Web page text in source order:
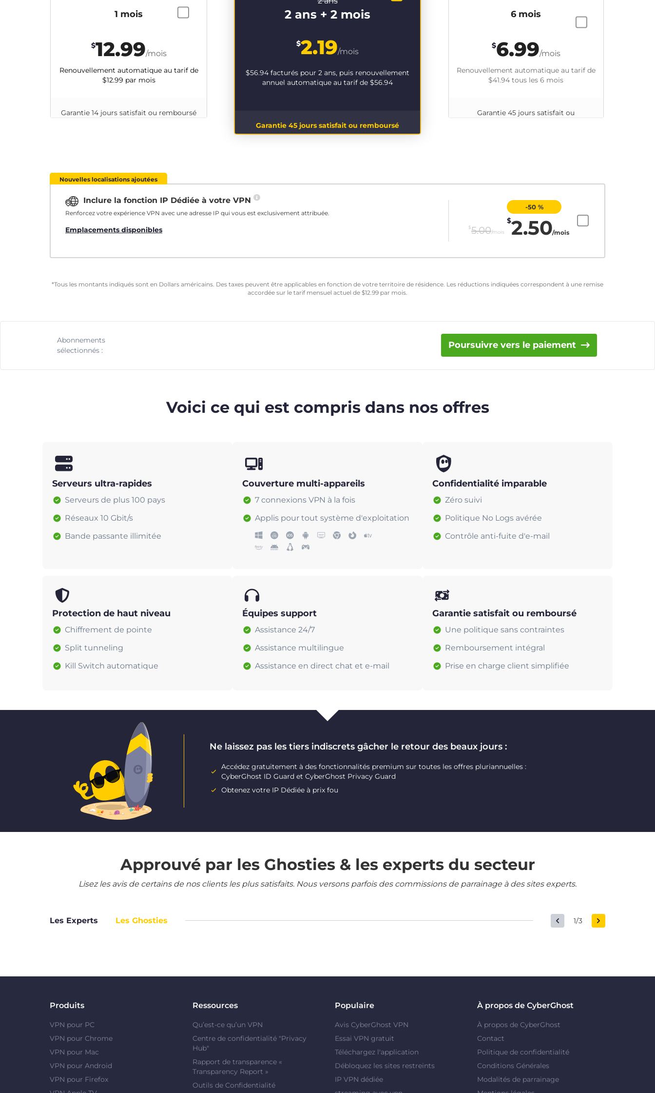
2 ans + 2 mois
$2.19/mois
$56.94 facturés pour 2 ans, puis renouvellement
annuel automatique au tarif de $56.94
Garantie 45 jours satisfait ou remboursé
6 mois
$6.99/mois
Renouvellement automatique au tarif de
$41.94 tous les 6 mois
Garantie 45 jours satisfait ou
1 mois
$12.99/mois
Renouvellement automatique au tarif de
$12.99 par mois
Garantie 14 jours satisfait ou remboursé
Nouvelles localisations ajoutées
Inclure la fonction IP Dédiée à votre VPN
Renforcez votre expérience VPN avec une adresse IP qui vous est exclusivement attribuée.
Emplacements disponibles $5.00/mois
-50 %
$2.50/mois
*Tous les montants indiqués sont en Dollars américains. Des taxes peuvent être applicables en fonction de votre territoire de résidence. Les réductions indiquées correspondent à une remise
accordée sur le tarif mensuel actuel de $12.99 par mois.
Abonnements
sélectionnés :
Poursuivre vers le paiement
Voici ce qui est compris dans nos offres
Serveurs ultra-rapides
Serveurs de plus 100 pays
Réseaux 10 Gbit/s
Bande passante illimitée
Couverture multi-appareils
7 connexions VPN à la fois
Applis pour tout système d'exploitation
Confidentialité imparable
Zéro suivi
Politique No Logs avérée
Contrôle anti-fuite d'e-mail
Protection de haut niveau
Chiffrement de pointe
Split tunneling
Kill Switch automatique
Équipes support
Assistance 24/7
Assistance multilingue
Assistance en direct chat et e-mail
Garantie satisfait ou remboursé
Une politique sans contraintes
Remboursement intégral
Prise en charge client simplifiée
Ne laissez pas les tiers indiscrets gâcher le retour des beaux jours :
Accédez gratuitement à des fonctionnalités premium sur toutes les offres pluriannuelles :
CyberGhost ID Guard et CyberGhost Privacy Guard
Obtenez votre IP Dédiée à prix fou
Approuvé par les Ghosties & les experts du secteur
Lisez les avis de certains de nos clients les plus satisfaits. Nous versons parfois des commissions de parrainage à des sites experts.
Les Experts Les Ghosties 1/3
Produits
VPN pour PC
VPN pour Chrome
VPN pour Mac
VPN pour Android
VPN pour Firefox
Ressources
Qu’est-ce qu’un VPN
Centre de confidentialité "Privacy
Hub"
Rapport de transparence «
Transparency Report »
Outils de Confidentialité
Populaire
Avis CyberGhost VPN
Essai VPN gratuit
Téléchargez l'application
Débloquez les sites restreints
IP VPN dédiée
À propos de CyberGhost
À propos de CyberGhost
Contact
Politique de confidentialité
Conditions Générales
Modalités de parrainage